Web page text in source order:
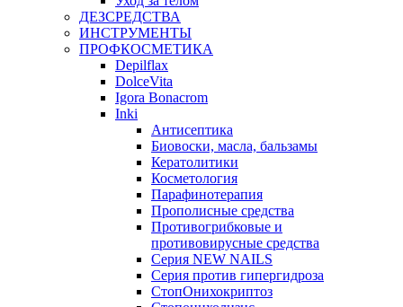
ДЕЗСРЕДСТВА
ИНСТРУМЕНТЫ
ПРОФКОСМЕТИКА
Depilflax
DolceVita
Igora Bonacrom
Inki
Антисептика
Биовоски, масла, бальзамы
Кератолитики
Косметология
Парафинотерапия
Прополисные средства
Противогрибковые и
противовирусные средства
Серия NEW NAILS
Серия против гипергидроза
СтопОнихокриптоз